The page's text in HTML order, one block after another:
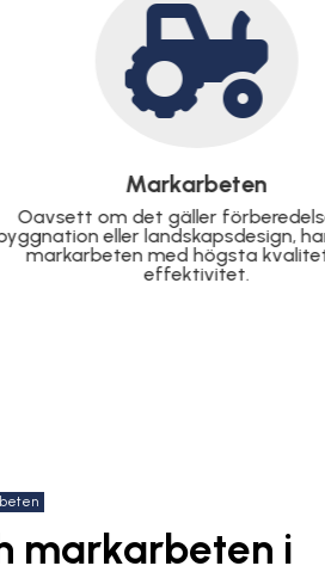

Stensättning
en elegant och hållbar
stensättning. Perfekt för gångar,
och uteplatser.
markarbeten i